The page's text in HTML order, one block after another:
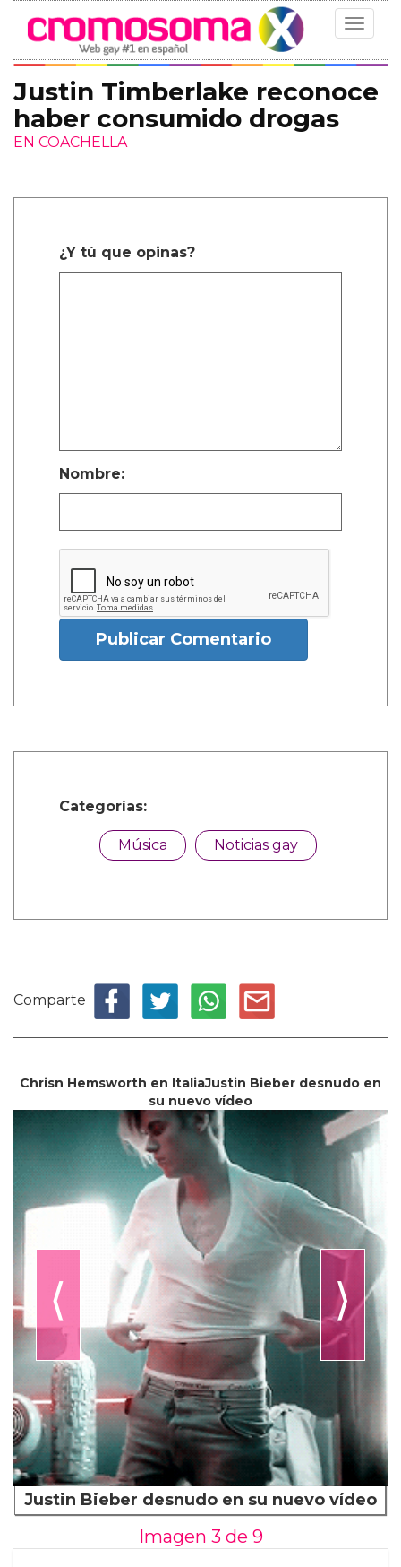
Toggle
Justin Timberlake reconoce
haber consumido drogas
EN COACHELLA
¿Y tú que opinas?
Nombre:
Publicar Comentario
Categorías:
Música Noticias gay
Comparte
Chrisn Hemsworth en ItaliaJustin Bieber desnudo en
su nuevo vídeo
⟨ ⟩
Justin Bieber desnudo en su nuevo vídeo
Imagen 3 de 9